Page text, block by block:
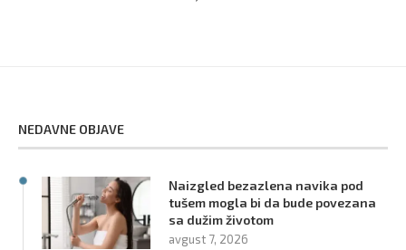
NEDAVNE OBJAVE
Naizgled bezazlena navika pod
tušem mogla bi da bude povezana
sa dužim životom
avgust 7, 2026